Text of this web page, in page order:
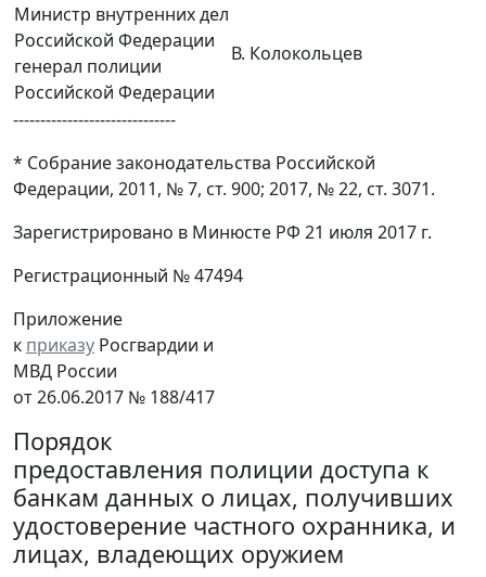
Министр внутренних дел
Российской Федерации
генерал полиции
Российской Федерации
В. Колокольцев
------------------------------
* Собрание законодательства Российской
Федерации, 2011, № 7, ст. 900; 2017, № 22, ст. 3071.
Зарегистрировано в Минюсте РФ 21 июля 2017 г.
Регистрационный № 47494
Приложение
к приказу Росгвардии и
МВД России
от 26.06.2017 № 188/417
Порядок
предоставления полиции доступа к
банкам данных о лицах, получивших
удостоверение частного охранника, и
лицах, владеющих оружием